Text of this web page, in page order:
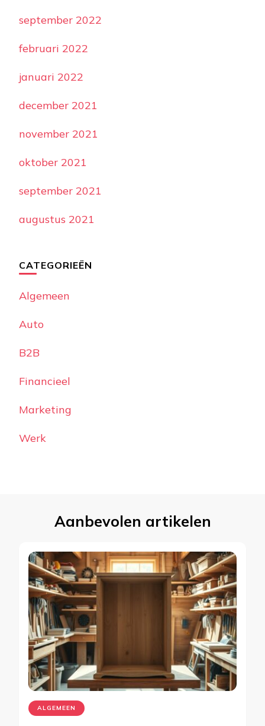
september 2022
februari 2022
januari 2022
december 2021
november 2021
oktober 2021
september 2021
augustus 2021
CATEGORIEËN
Algemeen
Auto
B2B
Financieel
Marketing
Werk
Aanbevolen artikelen
ALGEMEEN